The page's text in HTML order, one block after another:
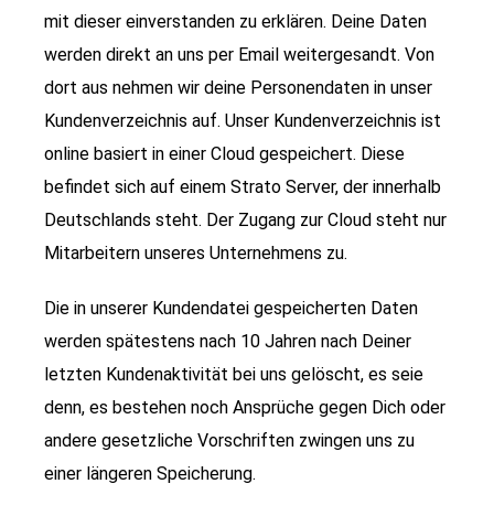
mit dieser einverstanden zu erklären. Deine Daten
werden direkt an uns per Email weitergesandt. Von
dort aus nehmen wir deine Personendaten in unser
Kundenverzeichnis auf. Unser Kundenverzeichnis ist
online basiert in einer Cloud gespeichert. Diese
befindet sich auf einem Strato Server, der innerhalb
Deutschlands steht. Der Zugang zur Cloud steht nur
Mitarbeitern unseres Unternehmens zu.
Die in unserer Kundendatei gespeicherten Daten
werden spätestens nach 10 Jahren nach Deiner
letzten Kundenaktivität bei uns gelöscht, es seie
denn, es bestehen noch Ansprüche gegen Dich oder
andere gesetzliche Vorschriften zwingen uns zu
einer längeren Speicherung.